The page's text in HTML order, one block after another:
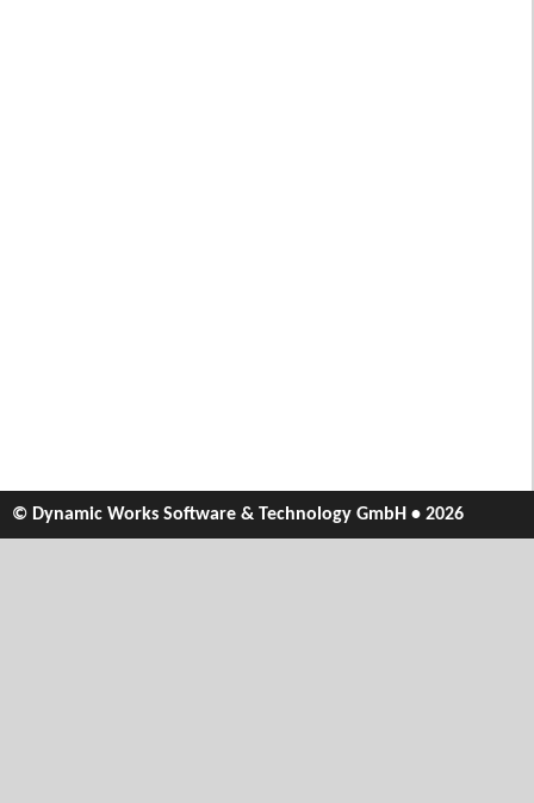
© Dynamic Works Software & Technology GmbH • 2026